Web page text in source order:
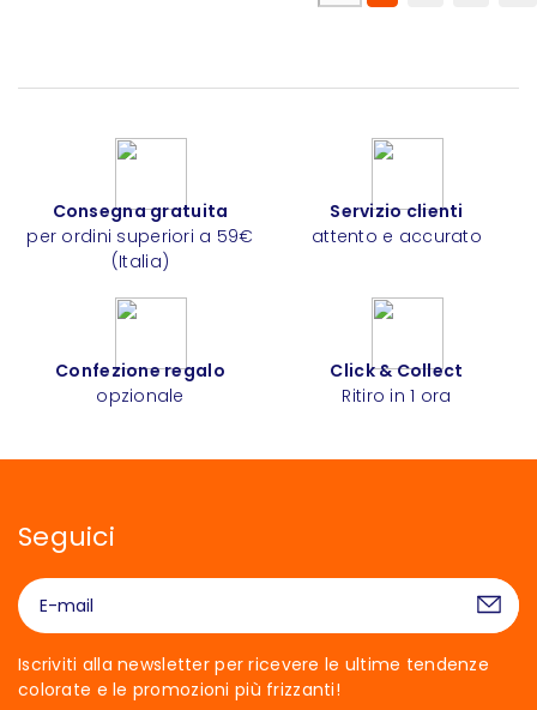
Consegna gratuita
per ordini superiori a 59€
(Italia)
Servizio clienti
attento e accurato
Confezione regalo
opzionale
Click & Collect
Ritiro in 1 ora
Seguici
Iscriviti alla newsletter per ricevere le ultime tendenze
colorate e le promozioni più frizzanti!